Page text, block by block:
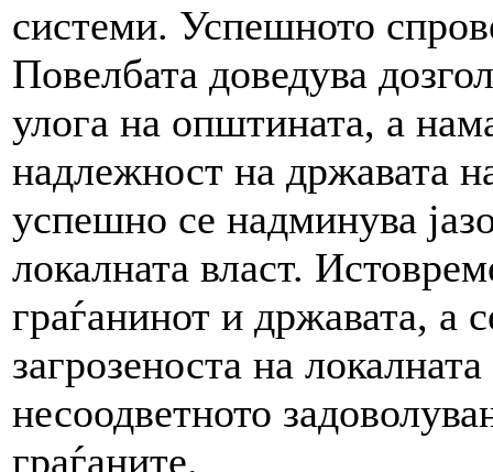
системи. Успешното
Повелбата доведува
улога на општината, а
надлежност на државата
успешно се надминува
локалната власт.
граѓанинот и државата, а
загрозеноста на
несоодветното
граѓаните.